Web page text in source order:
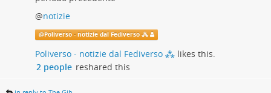
@notizie
@Poliverso - notizie dal Fediverso ⁂
Poliverso - notizie dal Fediverso ⁂ likes this.
2 people reshared this